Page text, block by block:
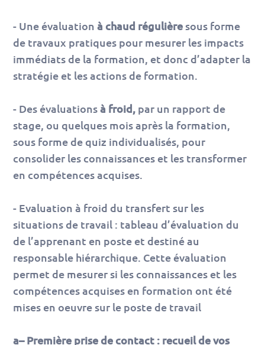
- Une évaluationà chaud régulière sous forme
de travaux pratiques pour mesurer les impacts
immédiats de la formation, et donc d’adapter la
stratégie et les actions de formation.
- Des évaluationsà froid, par un rapport de
stage, ou quelques mois après la formation,
sous forme de quiz individualisés, pour
consolider les connaissances et les transformer
en compétences acquises.
- Evaluation à froid du transfert sur les
situations de travail : tableau d’évaluation du
de l’apprenant en poste et destiné au
responsable hiérarchique. Cette évaluation
permet de mesurer si les connaissances et les
compétences acquises en formation ont été
mises en oeuvre sur le poste de travail
a– Première prise de contact : recueil de vos